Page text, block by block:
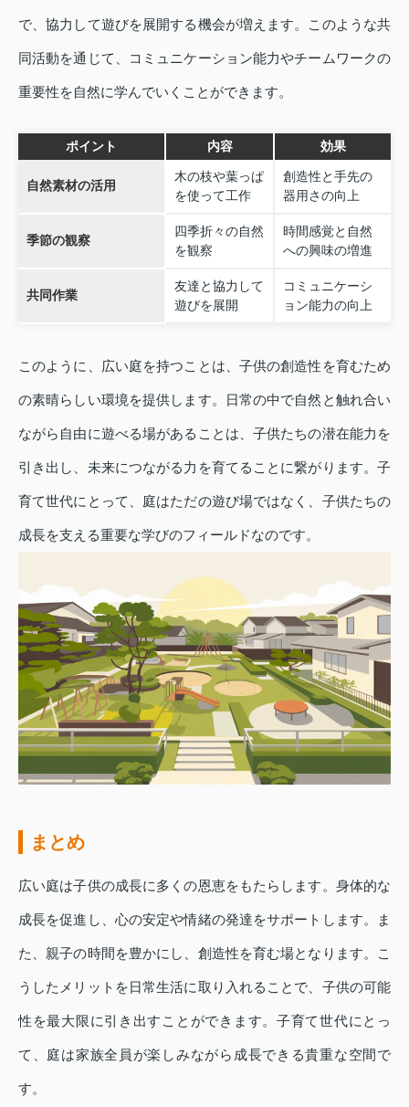
で、協力して遊びを展開する機会が増えます。このような共
同活動を通じて、コミュニケーション能力やチームワークの
重要性を自然に学んでいくことができます。
ポイント 内容 効果
自然素材の活用
木の枝や葉っぱ
を使って工作
創造性と手先の
器用さの向上
季節の観察
四季折々の自然
を観察
時間感覚と自然
への興味の増進
共同作業
友達と協力して
遊びを展開
コミュニケーシ
ョン能力の向上
このように、広い庭を持つことは、子供の創造性を育むため
の素晴らしい環境を提供します。日常の中で自然と触れ合い
ながら自由に遊べる場があることは、子供たちの潜在能力を
引き出し、未来につながる力を育てることに繋がります。子
育て世代にとって、庭はただの遊び場ではなく、子供たちの
成長を支える重要な学びのフィールドなのです。
まとめ
広い庭は子供の成長に多くの恩恵をもたらします。身体的な
成長を促進し、心の安定や情緒の発達をサポートします。ま
た、親子の時間を豊かにし、創造性を育む場となります。こ
うしたメリットを日常生活に取り入れることで、子供の可能
性を最大限に引き出すことができます。子育て世代にとっ
て、庭は家族全員が楽しみながら成長できる貴重な空間で
す。